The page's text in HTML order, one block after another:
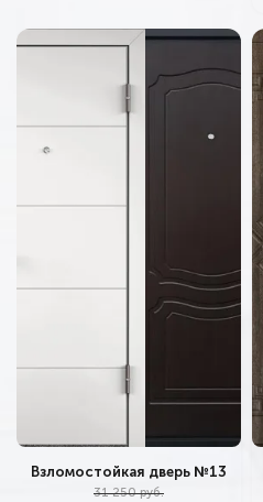
Взломостойкая дверь №13
31 250 руб.